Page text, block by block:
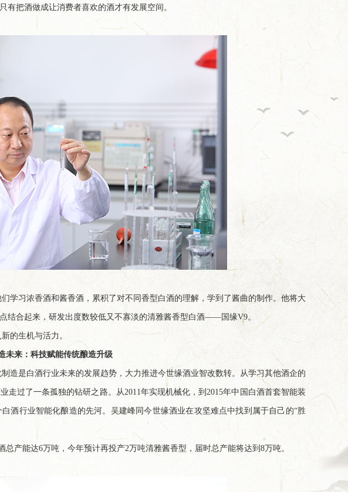
有把酒做成让消费者喜欢的酒才有发展空间。
学习浓香酒和酱香酒，累积了对不同香型白酒的理解，学到了酱曲的制作。他将大
结合起来，研发出度数较低又不寡淡的清雅酱香型白酒——国缘V9。
的生机与活力。
未来：科技赋能传统酿造升级
造是白酒行业未来的发展趋势，大力推进今世缘酒业智改数转。从学习其他酒企的
走过了一条孤独的钻研之路。从2011年实现机械化，到2015年中国白酒首套智能装
酒行业智能化酿造的先河。吴建峰同今世缘酒业在攻坚难点中找到属于自己的“胜
产能达6万吨，今年预计再投产2万吨清雅酱香型，届时总产能将达到8万吨。